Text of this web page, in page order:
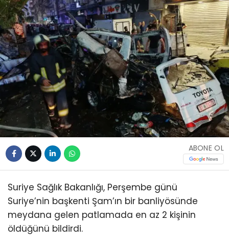
ABONE OL
Suriye Sağlık Bakanlığı, Perşembe günü
Suriye’nin başkenti Şam’ın bir banliyösünde
meydana gelen patlamada en az 2 kişinin
öldüğünü bildirdi.